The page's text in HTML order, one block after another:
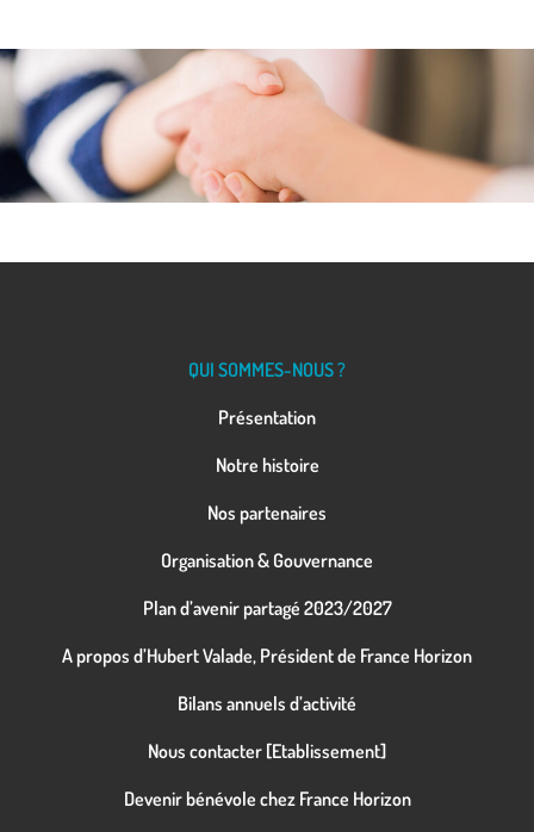
QUI SOMMES-NOUS ?
Présentation
Notre histoire
Nos partenaires
Organisation & Gouvernance
Plan d’avenir partagé 2023/2027
A propos d’Hubert Valade, Président de France Horizon
Bilans annuels d’activité
Nous contacter [Etablissement]
Devenir bénévole chez France Horizon